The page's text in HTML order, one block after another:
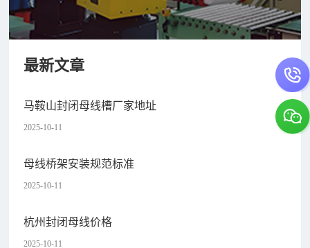
最新文章
马鞍山封闭母线槽厂家地址
2025-10-11
母线桥架安装规范标准
2025-10-11
杭州封闭母线价格
2025-10-11